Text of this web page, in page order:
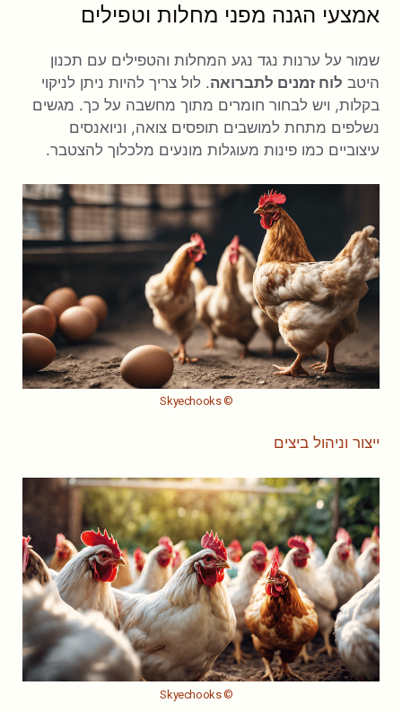
אמצעי הגנה מפני מחלות וטפילים
שמור על ערנות נגד נגע המחלות והטפילים עם תכנון
היטב לוח זמנים לתברואה. לול צריך להיות ניתן לניקוי
בקלות, ויש לבחור חומרים מתוך מחשבה על כך. מגשים
נשלפים מתחת למושבים תופסים צואה, וניואנסים
עיצוביים כמו פינות מעוגלות מונעים מלכלוך להצטבר.
© Skyechooks
ייצור וניהול ביצים
© Skyechooks